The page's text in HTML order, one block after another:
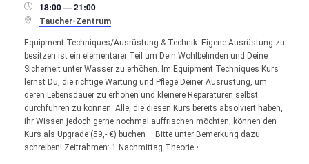
 18:00 — 21:00
 Taucher-Zentrum
Equipment Techniques/Ausrüstung & Technik. Eigene Ausrüstung zu
besitzen ist ein elementarer Teil um Dein Wohlbefinden und Deine
Sicherheit unter Wasser zu erhöhen. Im Equipment Techniques Kurs
lernst Du, die richtige Wartung und Pflege Deiner Ausrüstung, um
deren Lebensdauer zu erhöhen und kleinere Reparaturen selbst
durchführen zu können. Alle, die diesen Kurs bereits absolviert haben,
ihr Wissen jedoch gerne nochmal auffrischen möchten, können den
Kurs als Upgrade (59,- €) buchen – Bitte unter Bemerkung dazu
schreiben! Zeitrahmen: 1 Nachmittag Theorie •…